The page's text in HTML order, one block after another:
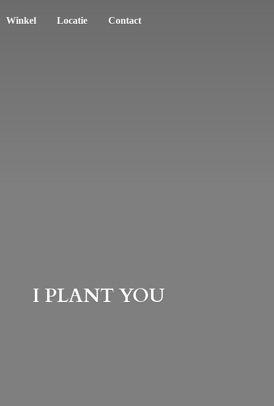
Winkel Locatie Contact
I PLANT YOU